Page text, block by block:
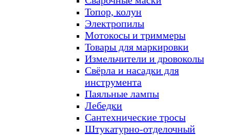
Топор, колун
Электропилы
Мотокосы и триммеры
Товары для маркировки
Измельчители и дровоколы
Свёрла и насадки для
инструмента
Паяльные лампы
Лебедки
Сантехнические тросы
Штукатурно-отделочный